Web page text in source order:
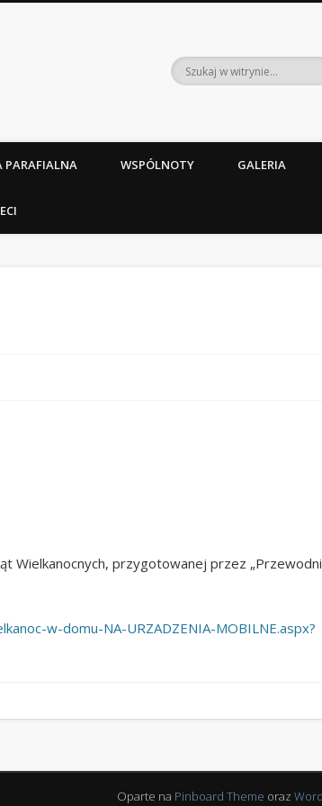
PARAFIALNA WSPÓLNOTY GALERIA
Wielkanocnych, przygotowanej przez
w-domu-NA-URZADZENIA-MOBILNE.aspx?
Oparte na Pinboard Theme oraz